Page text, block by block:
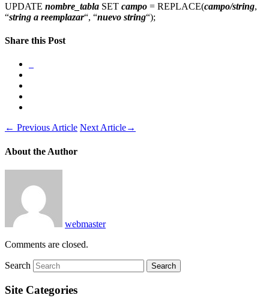
UPDATE nombre_tabla SET campo = REPLACE(campo/string,
“string a reemplazar“, “nuevo string“);
Share this Post
← Previous Article Next Article→
About the Author
webmaster
Comments are closed.
Search
Site Categories